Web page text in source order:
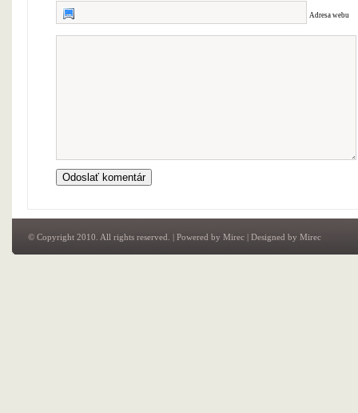
Adresa webu
© Copyright 2010. All rights reserved. | Powered by Mirec | Designed by Mirec